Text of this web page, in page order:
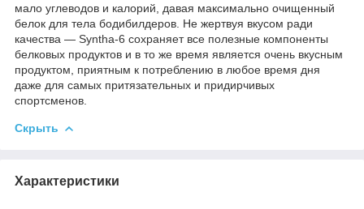
мало углеводов и калорий, давая максимально очищенный
белок для тела бодибилдеров. Не жертвуя вкусом ради
качества — Syntha-6 сохраняет все полезные компоненты
белковых продуктов и в то же время является очень вкусным
продуктом, приятным к потреблению в любое время дня
даже для самых притязательных и придирчивых
спортсменов.
Скрыть
Характеристики